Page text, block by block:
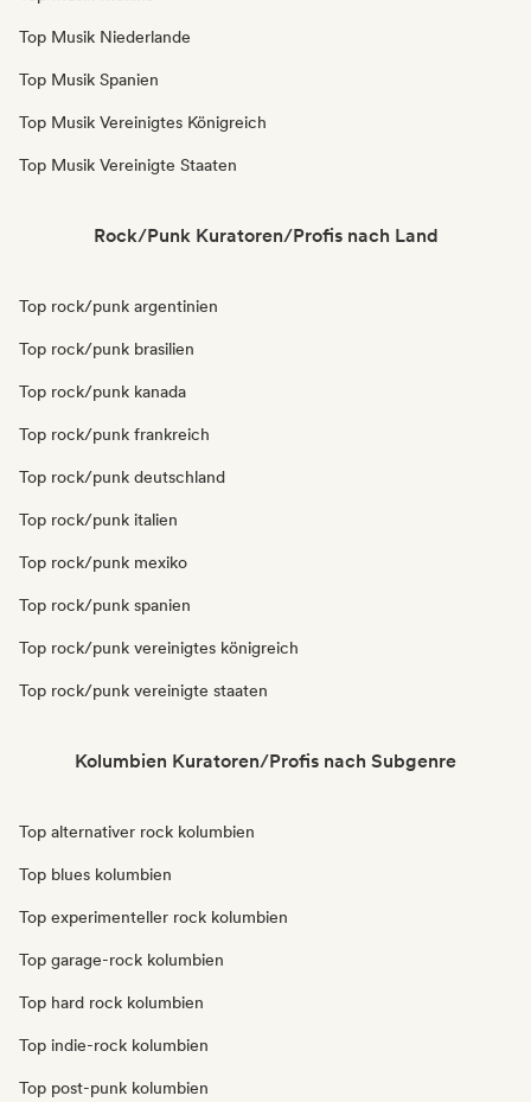
Top Musik Niederlande
Top Musik Spanien
Top Musik Vereinigtes Königreich
Top Musik Vereinigte Staaten
Rock/Punk Kuratoren/Profis nach Land
Top rock/punk argentinien
Top rock/punk brasilien
Top rock/punk kanada
Top rock/punk frankreich
Top rock/punk deutschland
Top rock/punk italien
Top rock/punk mexiko
Top rock/punk spanien
Top rock/punk vereinigtes königreich
Top rock/punk vereinigte staaten
Kolumbien Kuratoren/Profis nach Subgenre
Top alternativer rock kolumbien
Top blues kolumbien
Top experimenteller rock kolumbien
Top garage-rock kolumbien
Top hard rock kolumbien
Top indie-rock kolumbien
Top post-punk kolumbien